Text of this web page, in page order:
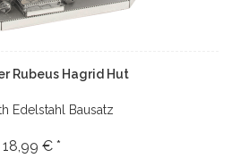
Rubeus Hagrid Hut
Edelstahl Bausatz
18,99 € *